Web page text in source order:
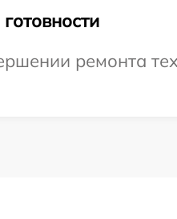
ремонта